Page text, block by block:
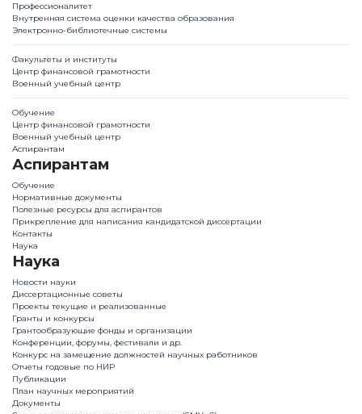
Профессионалитет
Внутренняя система оценки качества образования
Электронно-библиотечные системы
Факультеты и институты
Центр финансовой грамотности
Военный учебный центр
Обучение
Центр финансовой грамотности
Военный учебный центр
Аспирантам
Аспирантам
Обучение
Нормативные документы
Полезные ресурсы для аспирантов
Прикрепление для написания кандидатской диссертации
Контакты
Наука
Наука
Новости науки
Диссертационные советы
Проекты текущие и реализованные
Гранты и конкурсы
Грантообразующие фонды и организации
Конференции, форумы, фестивали и др.
Конкурс на замещение должностей научных работников
Отчеты годовые по НИР
Публикации
План научныx мероприятий
Документы